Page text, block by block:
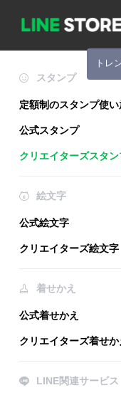
トレ
スタンプ
定額制のスタンプ使い
公式スタンプ
クリエイターズスタン
絵文字
公式絵文字
クリエイターズ絵文字
着せかえ
公式着せかえ
クリエイターズ着せか
LINE関連サービス